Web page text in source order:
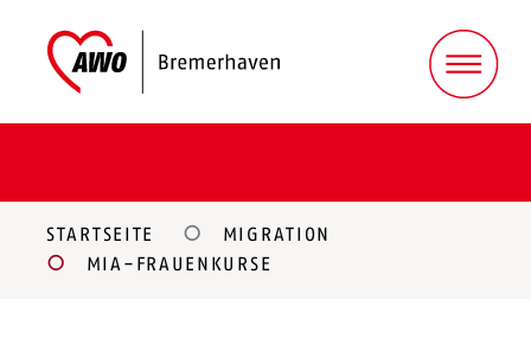
STARTSEITE
MIGRATION
MIA-FRAUENKURSE